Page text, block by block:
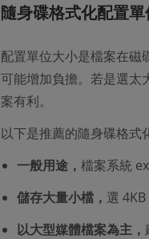
隨身碟格式化配置
配置單位大小是檔案在磁
可能增加負擔。若是選太
案有利。
以下是推薦的隨身碟格式
一般用途， 檔案系統
儲存大量小檔， 選
以大型媒體檔案為主，